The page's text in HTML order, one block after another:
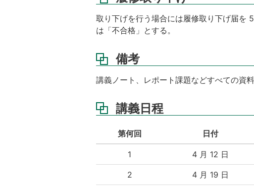
取り下げを行う場合には履修取り下げ届を
は「不合格」とする。
備考
講義ノート、レポート課題などすべての資
講義日程
第何回 日付
1 4 月 12 日
2 4 月 19 日